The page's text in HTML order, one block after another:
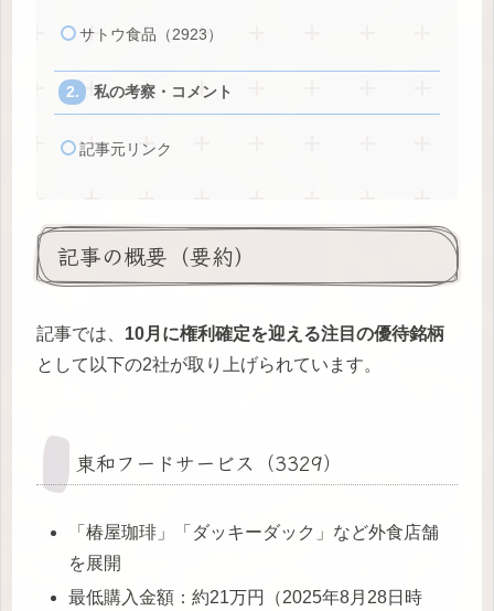
サトウ食品（2923）
私の考察・コメント
記事元リンク
記事の概要（要約）
記事では、 10月に権利確定を迎える注目の優待銘柄
として以下の2社が取り上げられています。
東和フードサービス（3329）
「椿屋珈琲」「ダッキーダック」など外食店舗
を展開
最低購入金額：約21万円（2025年8月28日時